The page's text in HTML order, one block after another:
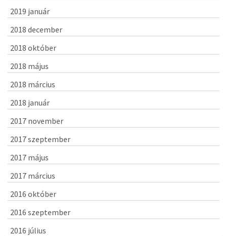
2019 január
2018 december
2018 október
2018 május
2018 március
2018 január
2017 november
2017 szeptember
2017 május
2017 március
2016 október
2016 szeptember
2016 július